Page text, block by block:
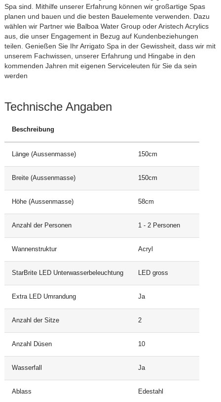
Spa sind. Mithilfe unserer Erfahrung können wir großartige Spas
planen und bauen und die besten Bauelemente verwenden. Dazu
wählen wir Partner wie Balboa Water Group oder Aristech Acrylics
aus, die unser Engagement in Bezug auf Kundenbeziehungen
teilen. Genießen Sie Ihr Arrigato Spa in der Gewissheit, dass wir mit
unserem Fachwissen, unserer Erfahrung und Hingabe in den
kommenden Jahren mit eigenen Serviceleuten für Sie da sein
werden
Technische Angaben
Beschreibung
Länge (Aussenmasse) 150cm
Breite (Aussenmasse) 150cm
Höhe (Aussenmasse) 58cm
Anzahl der Personen 1 - 2 Personen
Wannenstruktur Acryl
StarBrite LED Unterwasserbeleuchtung LED gross
Extra LED Umrandung Ja
Anzahl der Sitze 2
Anzahl Düsen 10
Wasserfall Ja
Ablass Edestahl